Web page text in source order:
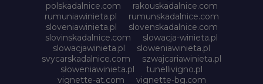
polskadalnice.com
rakouskadalnice.com
rumuniawinieta.pl
rumunskadalnice.com
sloveniawinieta.pl
slovenskadalnice.com
slovinskadalnice.com
slowacja-winieta.pl
slowacjawinieta.pl
sloweniawinieta.pl
svycarskadalnice.com
szwajcariawinieta.pl
słoweniawinieta.pl
tunellivigno.pl
vignette-at.com
vignette-bg.com